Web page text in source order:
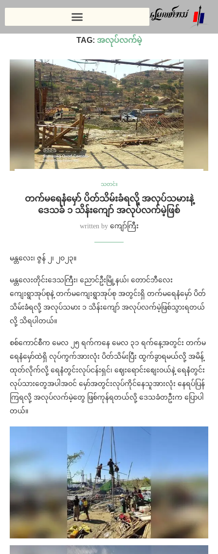
TAG: အလုပ်လက်မဲ့
သတင်း
တက်မရေနံမှော် ပိတ်သိမ်းခံရလို့ အလုပ်သမားနဲ့
ဒေသခံ ၁ သိန်းကျော် အလုပ်လက်မဲ့ဖြစ်
written by ကျော်ကြီး
မန္တလေး၊ ဇွန် ၂၊ ၂၀၂၃။
မန္တလေးတိုင်းဒေသကြီး၊ ညောင်ဦးမြို့နယ်၊ တောင်ဘီလေး
ကျေးရွာအုပ်စုနဲ့ တက်မကျေးရွာအုပ်စု အတွင်းရှိ တက်မရေနံမှော် ပိတ်
သိမ်းခံရလို့ အလုပ်သမား ၁ သိန်းကျော် အလုပ်လက်မဲ့ဖြစ်သွားရတယ်
လို့ သိရပါတယ်။
စစ်ကောင်စီက မေလ ၂၅ ရက်ကနေ မေလ ၃၁ ရက်နေ့အတွင်း တက်မ
ရေနံမှော်ထဲရှိ လုပ်ကွက်အားလုံး ပိတ်သိမ်းပြီး ထွက်ခွာရမယ်လို့ အမိန့်
ထုတ်လိုက်လို့ ရေနံတွင်းလုပ်ငန်းရှင်၊ ဈေးရောင်းစျေးဝယ်နဲ့ ရေနံတွင်း
လုပ်သားတွေအပါအဝင် မှော်အတွင်းလုပ်ကိုင်နေသူအားလုံး နေရပ်ပြန်
ကြရလို့ အလုပ်လက်မဲ့တွေ ဖြစ်ကုန်ရတယ်လို့ ဒေသခံတဦးက ပြောပါ
တယ်။